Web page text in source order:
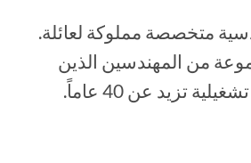
متخصصة مملوكة لعائلة.
من المهندسين الذين
تزيد عن 40 عاماً.